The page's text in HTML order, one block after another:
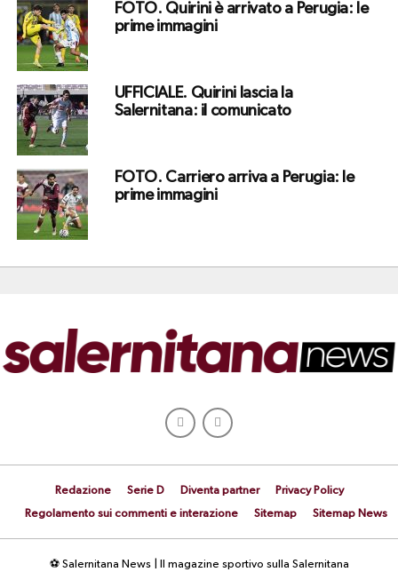
FOTO. Quirini è arrivato a Perugia: le
prime immagini
UFFICIALE. Quirini lascia la
Salernitana: il comunicato
FOTO. Carriero arriva a Perugia: le
prime immagini
Redazione Serie D Diventa partner
Privacy Policy
Regolamento sui commenti e interazione
Sitemap Sitemap News
⚽ Salernitana News | Il magazine sportivo sulla Salernitana